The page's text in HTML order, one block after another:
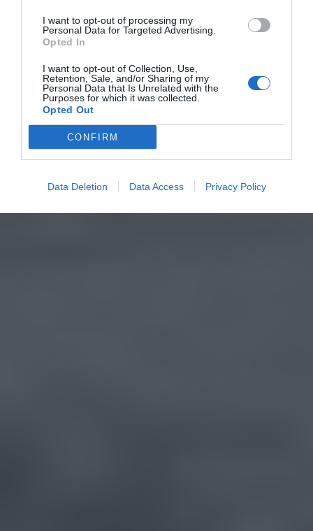
I want to opt-out of processing my
Personal Data for Targeted Advertising.
Opted In
I want to opt-out of Collection, Use,
Retention, Sale, and/or Sharing of my
Personal Data that Is Unrelated with the
Purposes for which it was collected.
Opted Out
CONFIRM
Data Deletion Data Access Privacy Policy